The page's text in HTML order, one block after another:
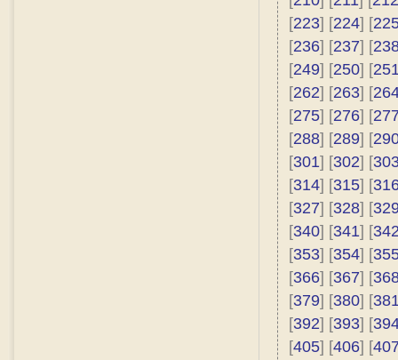
[223] [224] [
[236] [237] [
[249] [250] [
[262] [263] [
[275] [276] [
[288] [289] [
[301] [302] [
[314] [315] [
[327] [328] [
[340] [341] [
[353] [354] [
[366] [367] [
[379] [380] [
[392] [393] [
[405] [406] [